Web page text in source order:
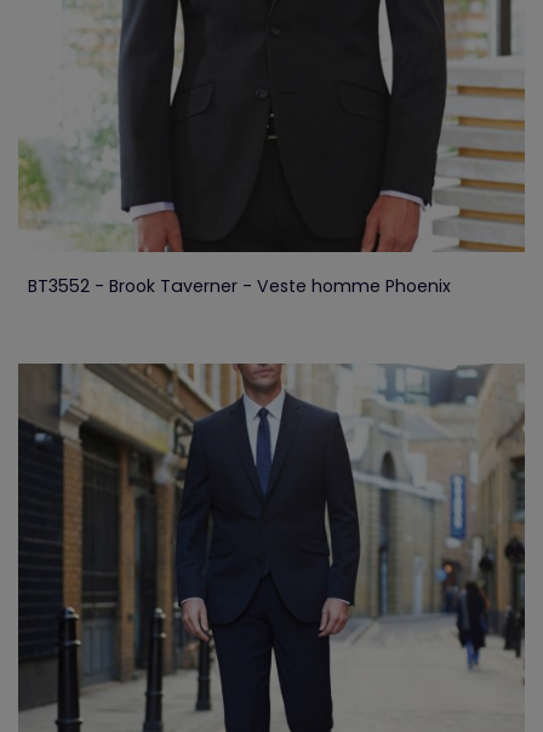
BT3552 - Brook Taverner - Veste homme Phoenix